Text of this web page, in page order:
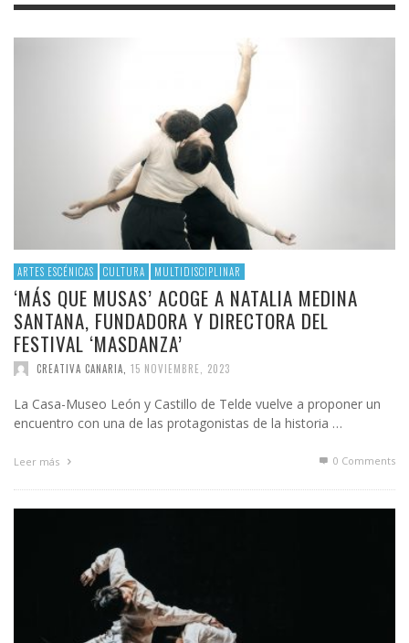
ARTES ESCÉNICAS CULTURA MULTIDISCIPLINAR
‘MÁS QUE MUSAS’ ACOGE A NATALIA MEDINA
SANTANA, FUNDADORA Y DIRECTORA DEL
FESTIVAL ‘MASDANZA’
CREATIVA CANARIA 15 NOVIEMBRE, 2023
La Casa-Museo León y Castillo de Telde vuelve a proponer un
encuentro con una de las protagonistas de la historia …
Leer más 0 Comments